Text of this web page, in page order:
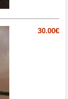
30.00€